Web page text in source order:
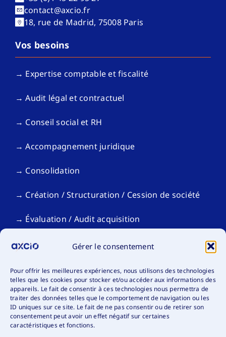
Gérer le consentement
Pour offrir les meilleures expériences, nous utilisons des technologies
telles que les cookies pour stocker et/ou accéder aux informations des
appareils. Le fait de consentir à ces technologies nous permettra de
traiter des données telles que le comportement de navigation ou les
ID uniques sur ce site. Le fait de ne pas consentir ou de retirer son
consentement peut avoir un effet négatif sur certaines
caractéristiques et fonctions.
contact@axcio.fr
18, rue de Madrid, 75008 Paris
Vos besoins
→ Expertise comptable et fiscalité
→ Audit légal et contractuel
→ Conseil social et RH
→ Accompagnement juridique
→ Consolidation
→ Création / Structuration / Cession de société
→ Évaluation / Audit acquisition
→ Gestion de patrimoine / Déclaration fiscale
Votre situation
→ Organismes sans but lucratif
→ Industrie